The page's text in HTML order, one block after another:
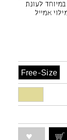
לעונת
אמייל
Free-Size